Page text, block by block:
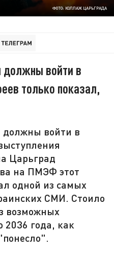
ФОТО: КОЛЛАЖ ЦАРЬГРАДА
должны войти в
только показал,
должны войти в
Царьград
на ПМЭФ этот
одной из самых
СМИ. Стоило
возможных
2036 года, как